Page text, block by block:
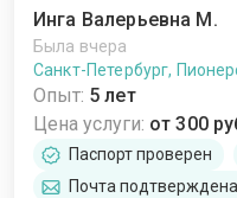
Инга Валерьевна М.
Была вчера
Санкт-Петербург,
Опыт: 5 лет
Цена услуги: от 300
Паспорт проверен
Почта подтверждена